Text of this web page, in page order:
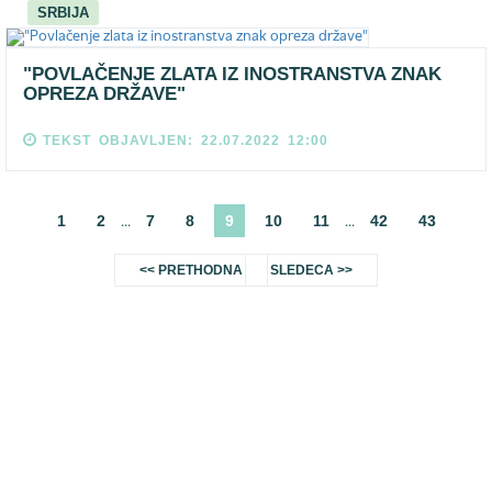
SRBIJA
"POVLAČENJE ZLATA IZ INOSTRANSTVA ZNAK
OPREZA DRŽAVE"
TEKST OBJAVLJEN: 22.07.2022 12:00
<< PRETHODNA
1 2 ... 7 8 9 10 11 ... 42 43
SLEDECA >>